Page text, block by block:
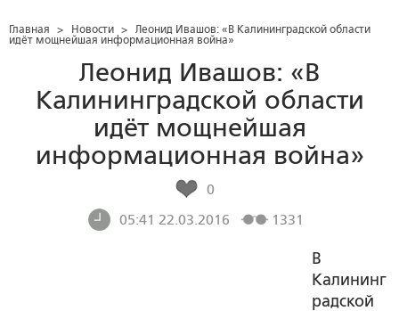
Главная > Новости > Леонид Ивашов: «В Калининградской области
идёт мощнейшая информационная война»
Леонид Ивашов: «В
Калининградской области
идёт мощнейшая
информационная война»
0
05:41 22.03.2016
1331
В
Калининг
радской